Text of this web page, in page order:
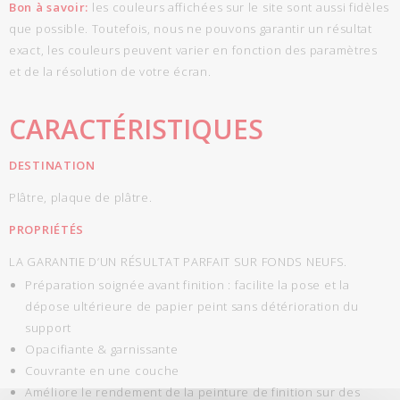
Bon à savoir: les couleurs affichées sur le site sont aussi fidèles
que possible. Toutefois, nous ne pouvons garantir un résultat
exact, les couleurs peuvent varier en fonction des paramètres
et de la résolution de votre écran.
CARACTÉRISTIQUES
DESTINATION
Plâtre, plaque de plâtre.
PROPRIÉTÉS
LA GARANTIE D’UN RÉSULTAT PARFAIT SUR FONDS NEUFS.
Préparation soignée avant finition : facilite la pose et la
dépose ultérieure de papier peint sans détérioration du
support
Opacifiante & garnissante
Couvrante en une couche
Améliore le rendement de la peinture de finition sur des